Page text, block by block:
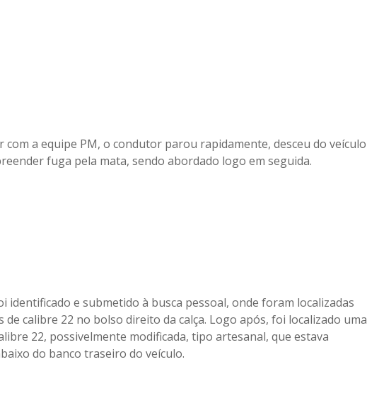
com a equipe PM, o condutor parou rapidamente, desceu do veículo
fuga pela mata, sendo abordado logo em seguida.
identificado e submetido à busca pessoal, onde foram localizadas
de calibre 22 no bolso direito da calça. Logo após, foi localizado uma
22, possivelmente modificada, tipo artesanal, que estava
do banco traseiro do veículo.